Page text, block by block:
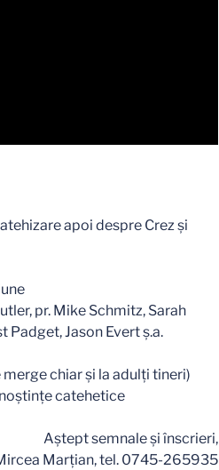
apoi despre Crez și
pr. Mike Schmitz, Sarah
Padget, Jason Evert ș.a.
chiar și la adulți tineri)
catehetice
Aștept semnale și înscrieri,
Marțian, tel. 0745-265935